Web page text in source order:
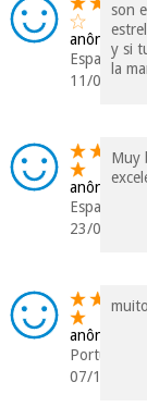
anônimo
Espanha
11/06/2020
son
y si
la
anônimo
Espanha
23/05/2019
Muy
anônimo
Portugal
07/11/2018